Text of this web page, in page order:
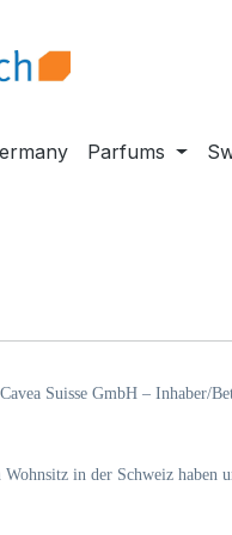
Parfums
Suisse GmbH – Inhaber/
in der Schweiz haben